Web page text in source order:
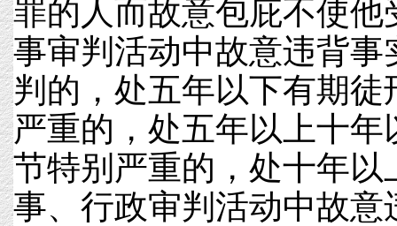
罪的人而故意包庇不使他
事审判活动中故意违背事
判的，处五年以下有期
严重的，处五年以上十
节特别严重的，处十年以
事、行政审判活动中故意